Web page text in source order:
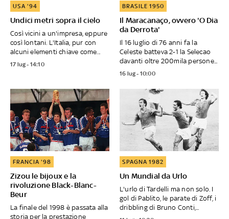
Undici metri sopra il cielo
USA '94
Così vicini a un'impresa, eppure
così lontani. L'Italia, pur con
alcuni elementi chiave come...
17 lug - 14:10
Il Maracanaço, ovvero 'O Dia
da Derrota'
BRASILE 1950
Il 16 luglio di 76 anni fa la
Celeste batteva 2-1 la Selecao
davanti oltre 200mila persone...
16 lug - 10:00
Zizou le bijoux e la
rivoluzione Black-Blanc-
Beur
FRANCIA '98
La finale del 1998 è passata alla
storia per la prestazione
Un Mundial da Urlo
SPAGNA 1982
L'urlo di Tardelli ma non solo. I
gol di Pablito, le parate di Zoff, i
dribbling di Bruno Conti,...